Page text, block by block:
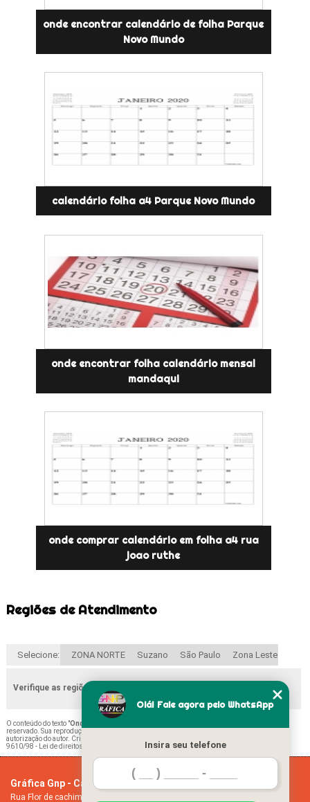
onde encontrar calendário de folha Parque
Novo Mundo
calendário folha a4 Parque Novo Mundo
onde encontrar folha calendário mensal
mandaqui
onde comprar calendário em folha a4 rua
joao ruthe
Regiões de Atendimento
Selecione: ZONA NORTE Suzano São Paulo Zona Leste
Verifique as regiões que atendemos
O conteúdo do texto "Onde Encontrar Calendário Folha A4 Vila Guilherme
reservado. Sua reprodução, parcial ou total, mesmo citando nossos links, é proibida sem a
autorização do autor. Crime de violação de direito autoral – artigo 184 do Código Penal –
9610/98 - Lei de direitos autorais
Gráfica Gnp - Cartão de visita
Rua Flor de cachimbo, 274 - Jardim Santana
Empresa
Olá! Fale agora pelo WhatsApp
Insira seu telefone